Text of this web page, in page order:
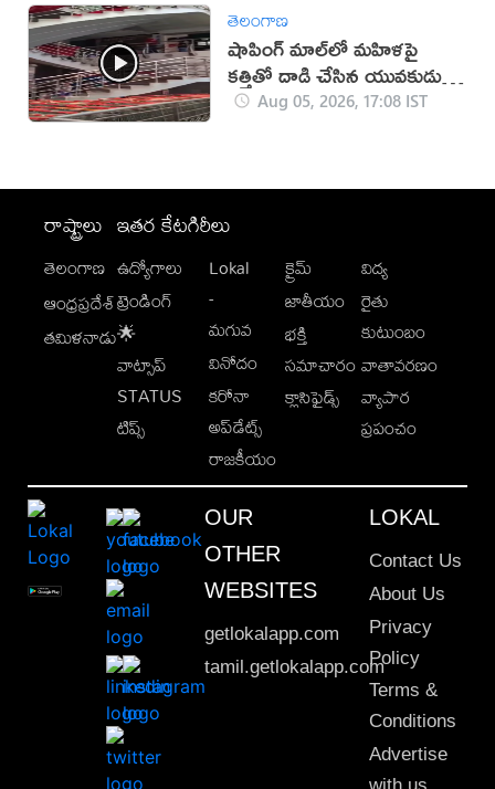
తెలంగాణ
షాపింగ్ మాల్‌లో మహిళపై
కత్తితో దాడి చేసిన యువకుడు
(వీడియో)
Aug 05, 2026, 17:08 IST
రాష్ట్రాలు
తెలంగాణ
ఆంధ్రప్రదేశ్
తమిళనాడు
ఇతర కేటగిరీలు
ఉద్యోగాలు
ట్రెండింగ్
🌟
వాట్సాప్
STATUS
టిప్స్
Lokal
-
మగువ
వినోదం
కరోనా
అప్‌డేట్స్
రాజకీయం
క్రైమ్
జాతీయం
భక్తి
సమాచారం
క్లాసిఫైడ్స్
విద్య
రైతు
కుటుంబం
వాతావరణం
వ్యాపార
ప్రపంచం
OUR
OTHER
WEBSITES
getlokalapp.com
tamil.getlokalapp.com
LOKAL
Contact Us
About Us
Privacy
Policy
Terms &
Conditions
Advertise